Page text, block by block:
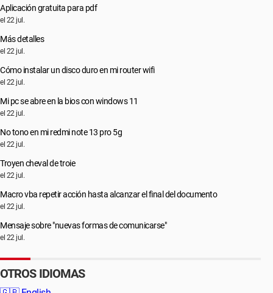
Aplicación gratuita para pdf
el 22 jul.
Más detalles
el 22 jul.
Cómo instalar un disco duro en mi router wifi
el 22 jul.
Mi pc se abre en la bios con windows 11
el 22 jul.
No tono en mi redmi note 13 pro 5g
el 22 jul.
Troyen cheval de troie
el 22 jul.
Macro vba repetir acción hasta alcanzar el final del documento
el 22 jul.
Mensaje sobre "nuevas formas de comunicarse"
el 22 jul.
OTROS IDIOMAS